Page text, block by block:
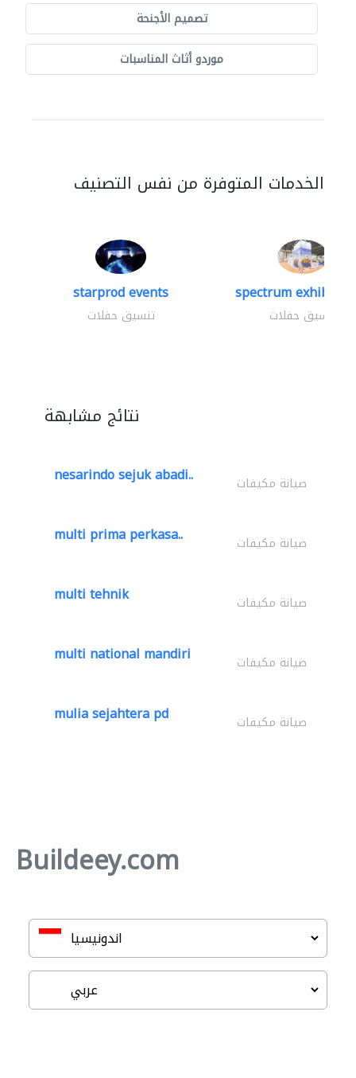
تصميم الأجنحة
موردو أثاث المناسبات
الخدمات المتوفرة من نفس التصنيف
starprod events
تنسيق حفلات
spectrum
تنسيق حفلات
نتائج مشابهة
nesarindo sejuk abadi.. صيانة مكيفات
multi prima perkasa.. صيانة مكيفات
multi tehnik صيانة مكيفات
multi national mandiri صيانة مكيفات
mulia sejahtera pd صيانة مكيفات
Buildeey.com